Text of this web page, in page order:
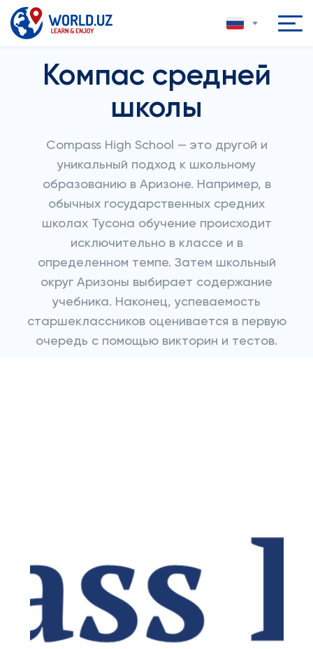
Компас средней
школы
Compass High School — это другой и
уникальный подход к школьному
образованию в Аризоне. Например, в
обычных государственных средних
школах Тусона обучение происходит
исключительно в классе и в
определенном темпе. Затем школьный
округ Аризоны выбирает содержание
учебника. Наконец, успеваемость
старшеклассников оценивается в первую
очередь с помощью викторин и тестов.